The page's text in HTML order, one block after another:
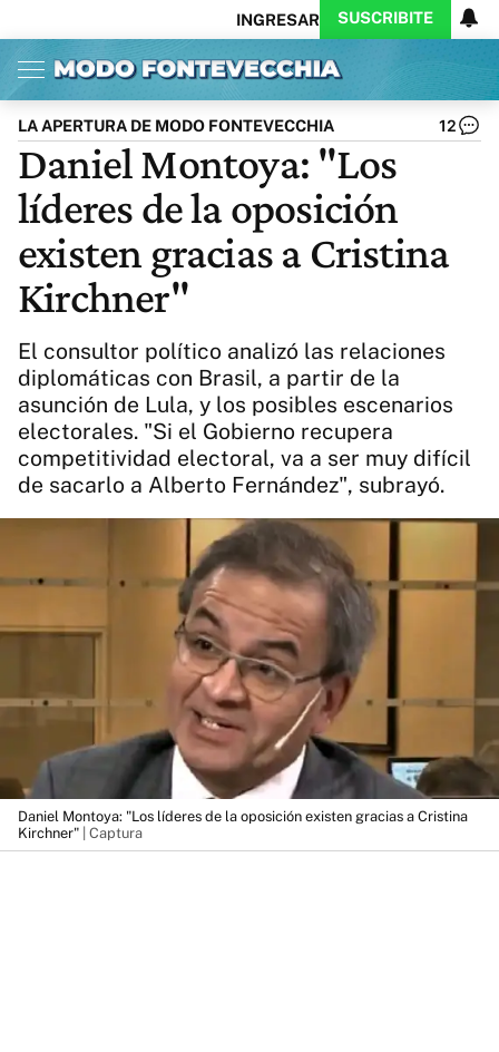
INGRESAR SUSCRIBITE
Inicio Ahora
Opinión
Política
Ciencia
Protagonistas
Cultura
Arte
Educación
Internacional
Clima
Deportes
CARAS
Exitoina
Turismo
Videos
Córdoba
Reperfilar
Business
Noticias
Diario del Juicio
Actualidad
LA APERTURA DE MODO FONTEVECCHIA 12
Daniel Montoya: "Los
líderes de la oposición
existen gracias a Cristina
Kirchner"
El consultor político analizó las relaciones
diplomáticas con Brasil, a partir de la
asunción de Lula, y los posibles escenarios
electorales. "Si el Gobierno recupera
competitividad electoral, va a ser muy difícil
de sacarlo a Alberto Fernández", subrayó.
Daniel Montoya: "Los líderes de la oposición existen gracias a Cristina
Kirchner" | Captura